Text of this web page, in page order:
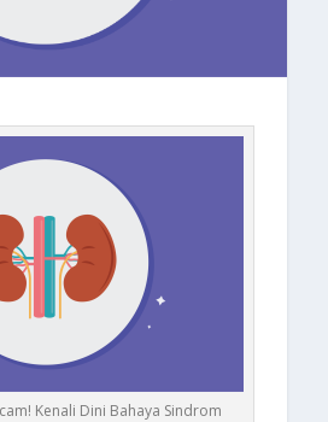
Kenali Dini Bahaya Sindrom